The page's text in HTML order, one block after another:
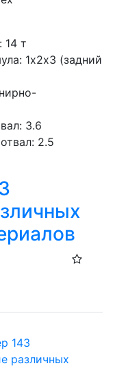
14 т
1х2х3 (задний
3.6
2.5
143
различных